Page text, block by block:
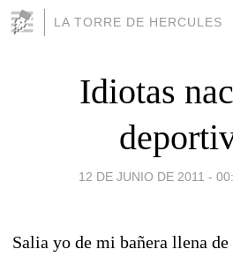
LA TORRE DE HERCULES
Idiotas
12 DE JUNIO DE 2011 -
Salia yo de mi bañera llena